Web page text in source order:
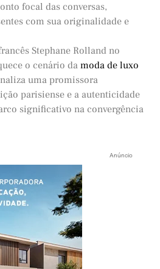
focal das conversas,
com sua originalidade e
Stephane Rolland no
o cenário da moda de luxo
uma promissora
parisiense e a autenticidade
significativo na convergência
Anúncio